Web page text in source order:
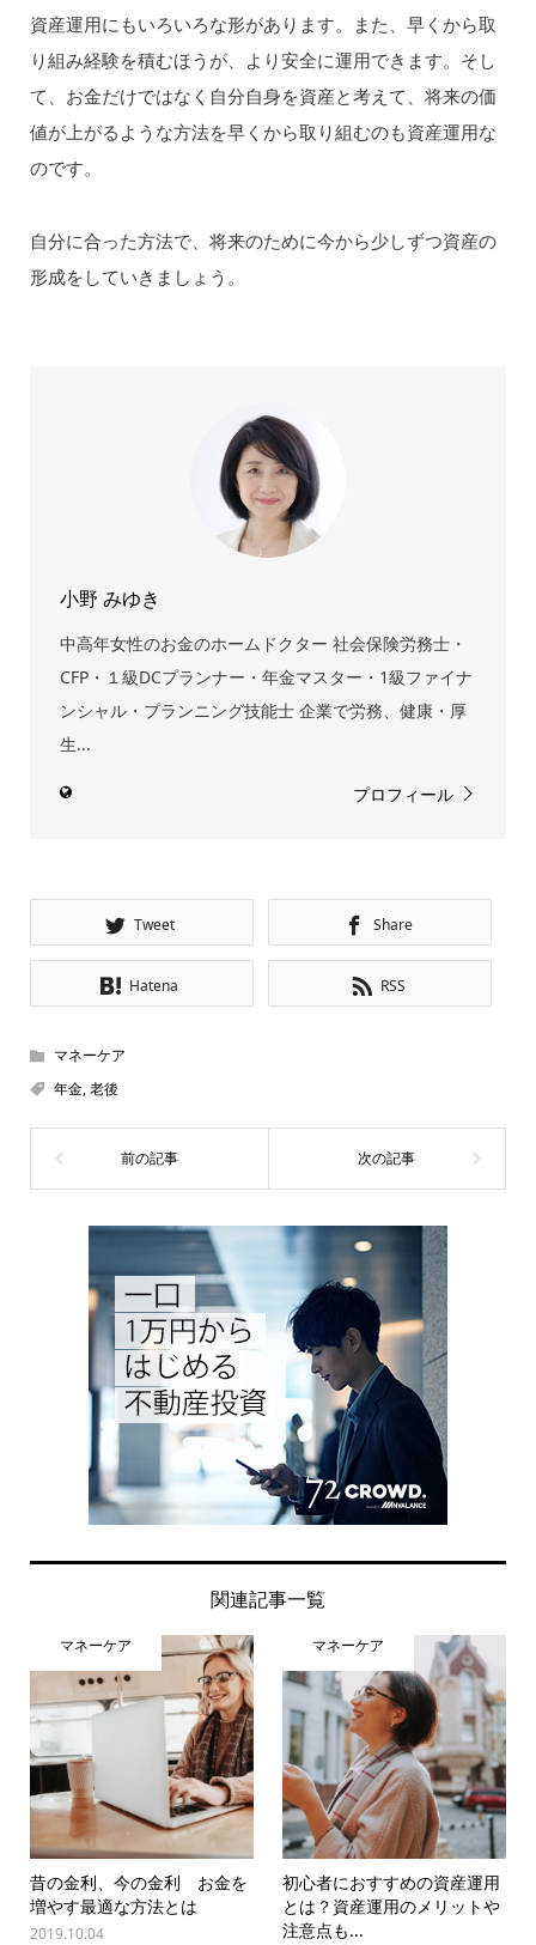
資産運用にもいろいろな形があります。また、早くから取
り組み経験を積むほうが、より安全に運用できます。そし
て、お金だけではなく自分自身を資産と考えて、将来の価
値が上がるような方法を早くから取り組むのも資産運用な
のです。
自分に合った方法で、将来のために今から少しずつ資産の
形成をしていきましょう。
小野 みゆき
中高年女性のお金のホームドクター 社会保険労務士・
CFP・１級DCプランナー・年金マスター・1級ファイナ
ンシャル・プランニング技能士 企業で労務、健康・厚
生...
プロフィール
Tweet Share
Hatena RSS
マネーケア
年金,老後
関連記事一覧
マネーケア
昔の金利、今の金利 お金を
増やす最適な方法とは
2019.10.04
マネーケア
初心者におすすめの資産運用
とは？資産運用のメリットや
注意点も...